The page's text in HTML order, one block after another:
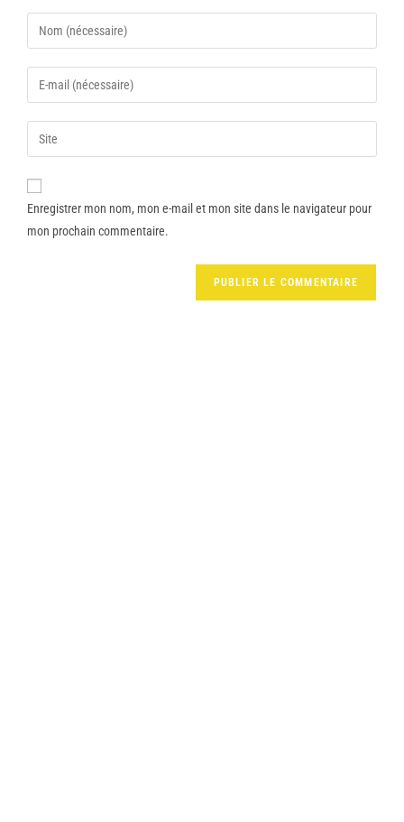
Enregistrer mon nom, mon e-mail et mon site dans le navigateur pour
mon prochain commentaire.